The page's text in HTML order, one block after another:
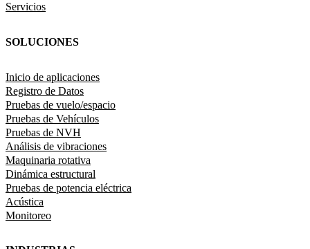
Servicios
SOLUCIONES
Inicio de aplicaciones
Registro de Datos
Pruebas de vuelo/espacio
Pruebas de Vehículos
Pruebas de NVH
Análisis de vibraciones
Maquinaria rotativa
Dinámica estructural
Pruebas de potencia eléctrica
Acústica
Monitoreo